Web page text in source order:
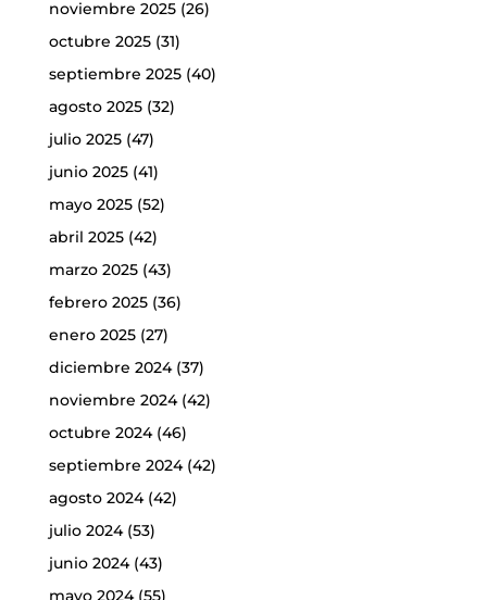
noviembre 2025(26)
octubre 2025(31)
septiembre 2025(40)
agosto 2025(32)
julio 2025(47)
junio 2025(41)
mayo 2025(52)
abril 2025(42)
marzo 2025(43)
febrero 2025(36)
enero 2025(27)
diciembre 2024(37)
noviembre 2024(42)
octubre 2024(46)
septiembre 2024(42)
agosto 2024(42)
julio 2024(53)
junio 2024(43)